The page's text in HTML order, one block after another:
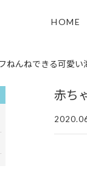
HOME
ねんねできる可愛
赤ち